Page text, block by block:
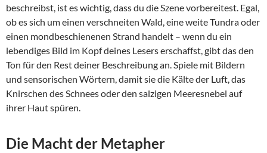
beschreibst, ist es wichtig, dass du die Szene vorbereitest. Egal,
ob es sich um einen verschneiten Wald, eine weite Tundra oder
einen mondbeschienenen Strand handelt – wenn du ein
lebendiges Bild im Kopf deines Lesers erschaffst, gibt das den
Ton für den Rest deiner Beschreibung an. Spiele mit Bildern
und sensorischen Wörtern, damit sie die Kälte der Luft, das
Knirschen des Schnees oder den salzigen Meeresnebel auf
ihrer Haut spüren.
Die Macht der Metapher